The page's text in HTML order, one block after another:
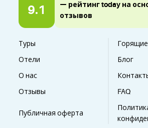
9.1
— рейтинг today на
отзывов
Туры
Отели
Блог
О нас
Отзывы
FAQ
Публичная оферта